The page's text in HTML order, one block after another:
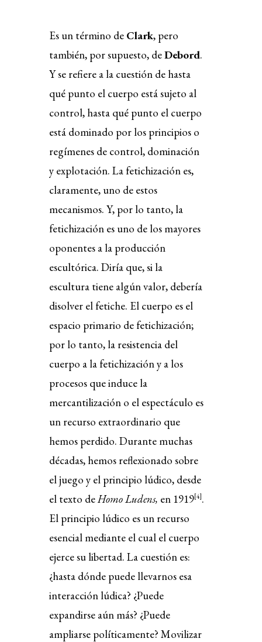
Es un término de Clark, pero
también, por supuesto, deDebord.
Y se refiere a la cuestión de hasta
qué punto el cuerpo está sujeto al
control, hasta qué punto el cuerpo
está dominado por los principios o
regímenes de control, dominación
y explotación. La fetichización es,
claramente, uno de estos
mecanismos. Y, por lo tanto, la
fetichización es uno de los mayores
oponentes a la producción
escultórica. Diría que, si la
escultura tiene algún valor, debería
disolver el fetiche. El cuerpo es el
espacio primario de fetichización;
por lo tanto, la resistencia del
cuerpo a la fetichización y a los
procesos que induce la
mercantilización o el espectáculo es
un recurso extraordinario que
hemos perdido. Durante muchas
décadas, hemos reflexionado sobre
el juego y el principio lúdico, desde
el texto deHomo Ludens, en 1919[4] .
El principio lúdico es un recurso
esencial mediante el cual el cuerpo
ejerce su libertad. La cuestión es:
¿hasta dónde puede llevarnos esa
interacción lúdica? ¿Puede
expandirse aún más? ¿Puede
ampliarse políticamente? Movilizar